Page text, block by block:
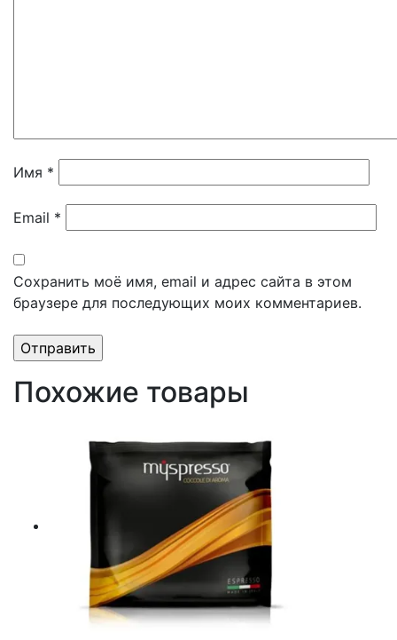
Имя *
Email *
Сохранить моё имя, email и адрес сайта в этом
браузере для последующих моих комментариев.
Похожие товары